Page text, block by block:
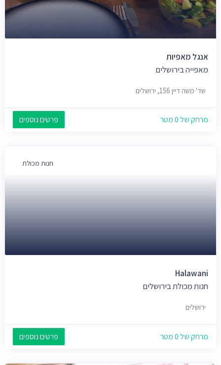
אנגל מאפיות
מאפייה בירושלים
שד' משה דיין 156, ירושלים
מרחק של 0 מטר פרטים נוספים
חנות מכולת
Halawani
חנות מכולת בירושלים
ירושלים
מרחק של 0 מטר פרטים נוספים